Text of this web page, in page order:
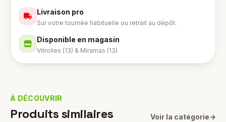
Livraison pro
Sur votre tournée habituelle ou retrait au dépôt.
Disponible en magasin
Vitrolles (13) & Miramas (13)
À DÉCOUVRIR
Produits similaires Voir la catégorie→